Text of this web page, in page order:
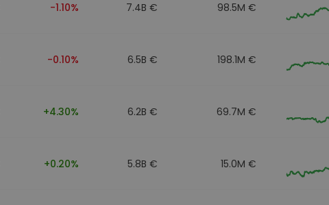
-1.10% 7.4B € 98.5M €
-0.10% 6.5B € 198.1M €
+4.30% 6.2B € 69.7M €
+0.20% 5.8B € 15.0M €